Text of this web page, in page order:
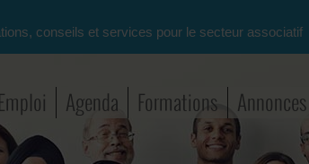
conseils et services pour le secteur associatif
Emploi Agenda Formations Annonces